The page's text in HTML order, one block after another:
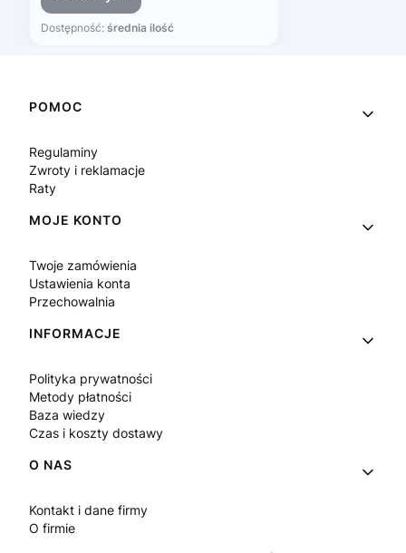
Dostępność: średnia ilość
Linki w stopce
POMOC
Regulaminy
Zwroty i reklamacje
Raty
MOJE KONTO
Twoje zamówienia
Ustawienia konta
Przechowalnia
INFORMACJE
Polityka prywatności
Metody płatności
Baza wiedzy
Czas i koszty dostawy
O NAS
Kontakt i dane firmy
O firmie